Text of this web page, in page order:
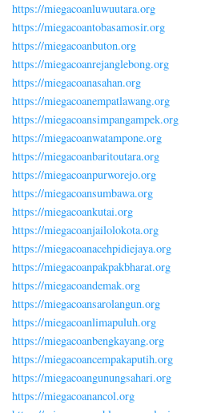
https://miegacoanluwuutara.org
https://miegacoantobasamosir.org
https://miegacoanbuton.org
https://miegacoanrejanglebong.org
https://miegacoanasahan.org
https://miegacoanempatlawang.org
https://miegacoansimpangampek.org
https://miegacoanwatampone.org
https://miegacoanbaritoutara.org
https://miegacoanpurworejo.org
https://miegacoansumbawa.org
https://miegacoankutai.org
https://miegacoanjailolokota.org
https://miegacoanacehpidiejaya.org
https://miegacoanpakpakbharat.org
https://miegacoandemak.org
https://miegacoansarolangun.org
https://miegacoanlimapuluh.org
https://miegacoanbengkayang.org
https://miegacoancempakaputih.org
https://miegacoangunungsahari.org
https://miegacoanancol.org